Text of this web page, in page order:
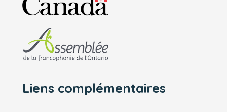
Liens complémentaires